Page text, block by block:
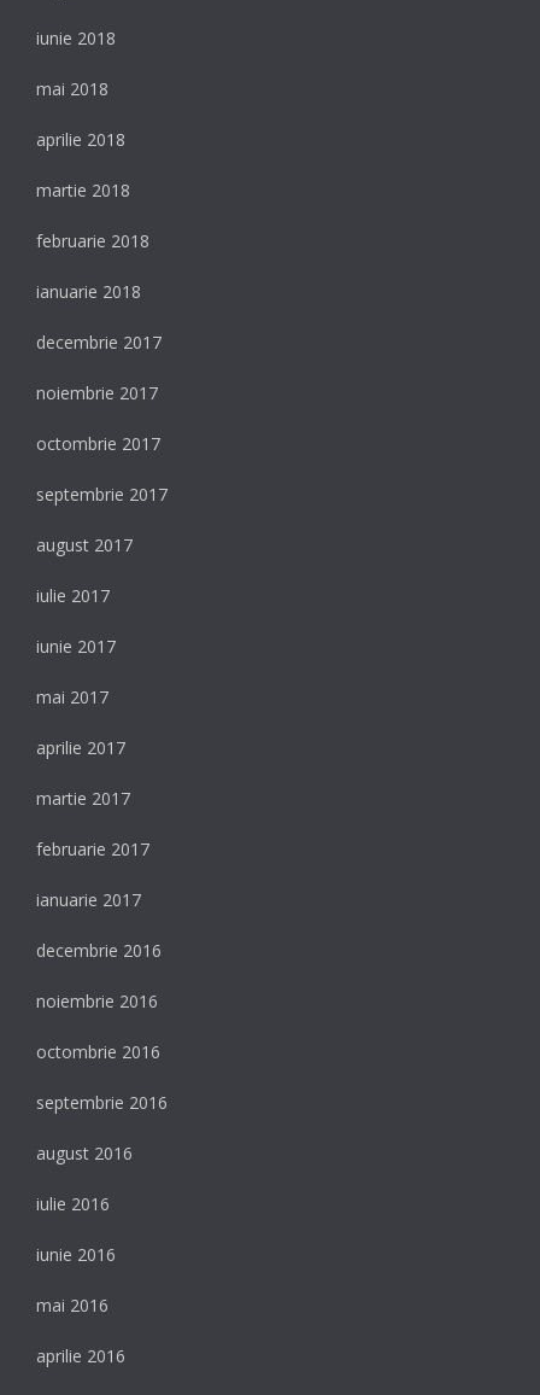
iunie 2018
mai 2018
aprilie 2018
martie 2018
februarie 2018
ianuarie 2018
decembrie 2017
noiembrie 2017
octombrie 2017
septembrie 2017
august 2017
iulie 2017
iunie 2017
mai 2017
aprilie 2017
martie 2017
februarie 2017
ianuarie 2017
decembrie 2016
noiembrie 2016
octombrie 2016
septembrie 2016
august 2016
iulie 2016
iunie 2016
mai 2016
aprilie 2016